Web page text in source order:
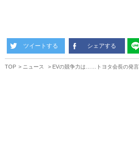
ツイートする シェアする
TOP ニュース EVの競争力は……トヨタ会長の発